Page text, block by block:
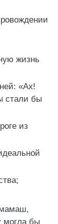
жизнь
«Ах!
стали бы
из
мамаш,
могла бы